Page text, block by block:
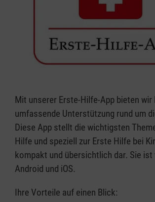
Mit unserer Erste-Hilfe-App bieten wir
umfassende Unterstützung rund um
Diese App stellt die wichtigsten
Hilfe und speziell zur Erste Hilfe bei
kompakt und übersichtlich dar. Sie
Android und iOS.
Ihre Vorteile auf einen Blick: